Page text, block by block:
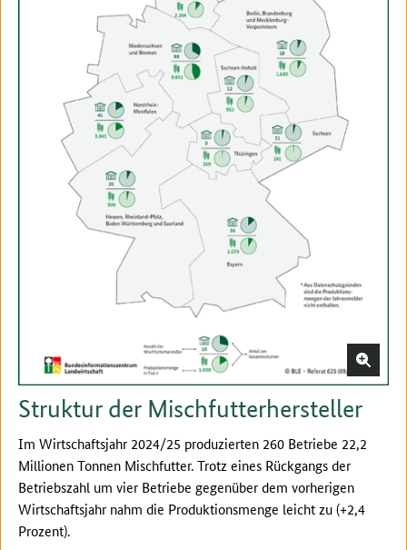
Struktur der Mischfutterhersteller
Im Wirtschaftsjahr 2024/25 produzierten 260 Betriebe 22,2
Millionen Tonnen Mischfutter. Trotz eines Rückgangs der
Betriebszahl um vier Betriebe gegenüber dem vorherigen
Wirtschaftsjahr nahm die Produktionsmenge leicht zu (+2,4
Prozent).